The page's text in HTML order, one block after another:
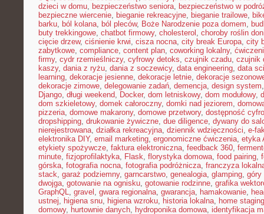
dzieci w domu, bezpieczeństwo seniora, bezpieczeństwo w
bezpieczne wiercenie, bieganie rekreacyjne, bieganie trailowe,
barku, ból kolana, ból pleców, Boże Narodzenie poza domem,
buty trekkingowe, chatbot firmowy, cholesterol , choroby roślin
cięcie drzew, ciśnienie krwi, cisza nocna, city break Europa, city
zabytkowe, compliance, content plan, coworking lokalny,
firmy, cydr rzemieślniczy, cyfrowy detoks, czujnik czadu, czujnik
kaszy, dania z ryżu, dania z soczewicy, data engineering, data
learning, dekoracje jesienne, dekoracje letnie, dekoracje
dekoracje zimowe, delegowanie zadań, demencja, design system
Django, długi weekend, Docker, dom letniskowy, dom modułowy,
dom szkieletowy, domek całoroczny, domki nad jeziorem,
pizzeria, domowe makarony, domowe przetwory, dostępność
dropshipping, drukowanie żywiczne, due diligence, dywany do
nierejestrowana, działka rekreacyjna, dziennik wdzięczności, e-
elektronika DIY, email marketing, ergonomiczne ćwiczenia, etyka
etykiety spożywcze, faktura elektroniczna, feedback 360,
minute, fizjoprofilaktyka, Flask, florystyka domowa, food pairing,
górska, fotografia nocna, fotografia podróżnicza, franczyza
stack, garaż podziemny, garncarstwo, genealogia, glamping, góry
dwojga, gotowanie na ognisku, gotowanie rodzinne, grafika
GraphQL, gravel , gwara regionalna, gwarancja, hamakowanie,
ustnej, higiena snu, higiena wzroku, historia lokalna, home staging
domowy, hurtownie danych, hydroponika domowa, identyfikacja